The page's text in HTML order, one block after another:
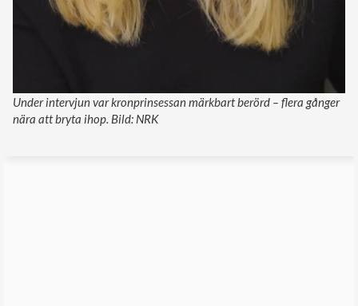
Under intervjun var kronprinsessan märkbart berörd – flera gånger
nära att bryta ihop. Bild: NRK